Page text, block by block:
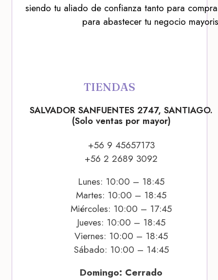
siendo tu aliado de confianza tanto para
para abastecer tu negocio
TIENDAS
SALVADOR SANFUENTES 2747, SANTIAGO.
(Solo ventas por mayor)
+56 9 45657173
+56 2 2689 3092
Lunes: 10:00 – 18:45
Martes: 10:00 – 18:45
Miércoles: 10:00 – 17:45
Jueves: 10:00 – 18:45
Viernes: 10:00 – 18:45
Sábado: 10:00 – 14:45
Domingo: Cerrado